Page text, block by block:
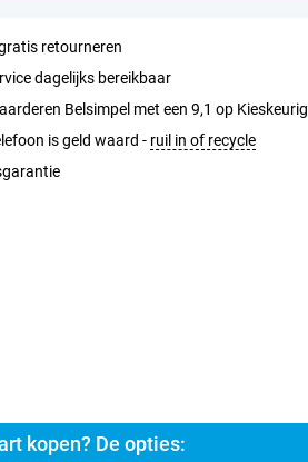
retourneren
dagelijks bereikbaar
Belsimpel met een 9,1 op Kieskeurig
is geld waard - ruil in of recycle
kopen? De opties: